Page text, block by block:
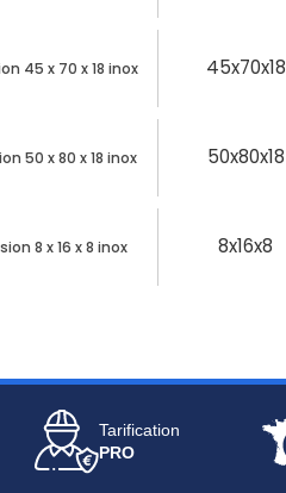
45 x 70 x 18 inox 45x70x18
50 x 80 x 18 inox 50x80x18
8 x 16 x 8 inox 8x16x8
Tarification
PRO